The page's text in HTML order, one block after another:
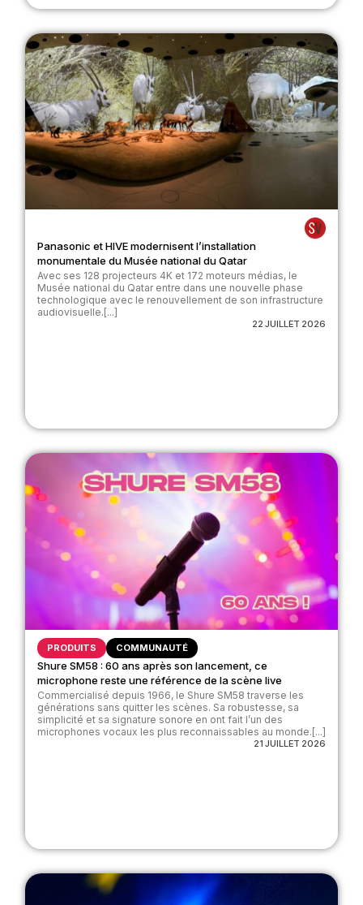
Panasonic et HIVE modernisent l’installation
monumentale du Musée national du Qatar
Avec ses 128 projecteurs 4K et 172 moteurs médias, le
Musée national du Qatar entre dans une nouvelle phase
technologique avec le renouvellement de son infrastructure
audiovisuelle.[...]
22 JUILLET 2026
PRODUITS COMMUNAUTÉ
Shure SM58 : 60 ans après son lancement, ce
microphone reste une référence de la scène live
Commercialisé depuis 1966, le Shure SM58 traverse les
générations sans quitter les scènes. Sa robustesse, sa
simplicité et sa signature sonore en ont fait l’un des
microphones vocaux les plus reconnaissables au monde.[...]
21 JUILLET 2026